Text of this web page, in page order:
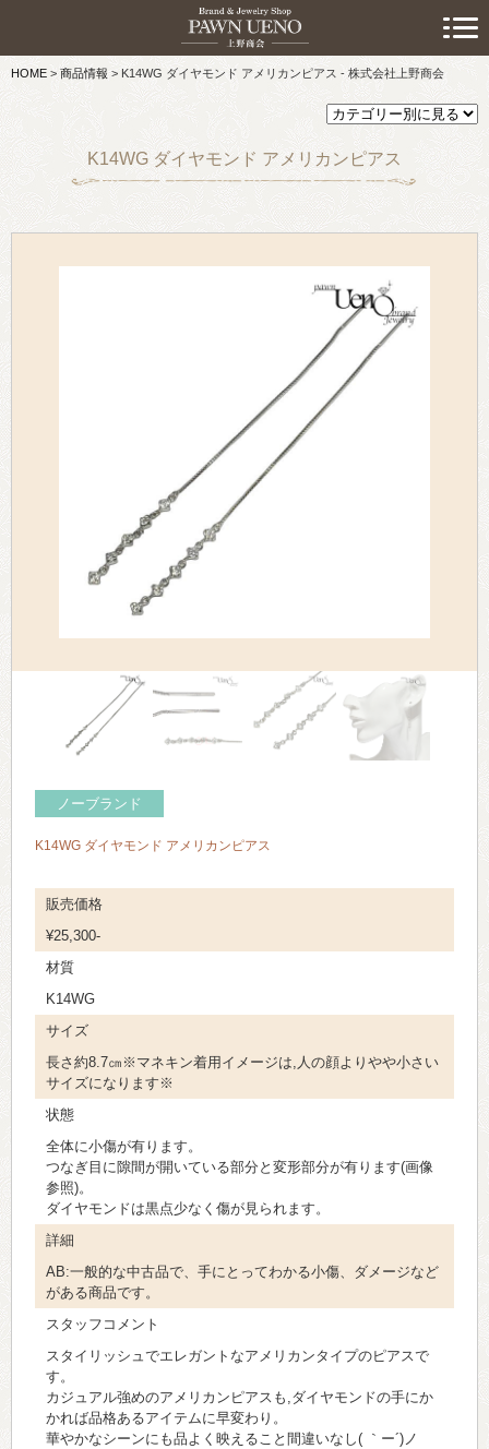
HOME > 商品情報> K14WG ダイヤモンド アメリカンピアス - 株式会社上野商会
K14WG ダイヤモンド アメリカンピアス
ノーブランド
K14WG ダイヤモンド アメリカンピアス
販売価格
¥25,300-
材質
K14WG
サイズ
長さ約8.7㎝※マネキン着用イメージは,人の顔よりやや小さい
サイズになります※
状態
全体に小傷が有ります。
つなぎ目に隙間が開いている部分と変形部分が有ります(画像
参照)。
ダイヤモンドは黒点少なく傷が見られます。
詳細
AB:一般的な中古品で、手にとってわかる小傷、ダメージなど
がある商品です。
スタッフコメント
スタイリッシュでエレガントなアメリカンタイプのピアスで
す。
カジュアル強めのアメリカンピアスも,ダイヤモンドの手にか
かれば品格あるアイテムに早変わり。
華やかなシーンにも品よく映えること間違いなし( ｀ー´)ノ
> 初めての方へ
> 預けたい方
> 売りたい方
> 買いたい方
> 取り扱い品目
> スタッフおすすめ情報
> お知らせ
> キャンペーン情報
> 会社概要
> 古物営業法に基づく表示
> プライバシーポリシー